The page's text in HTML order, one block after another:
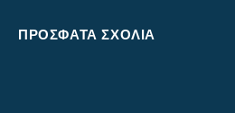
ΠΡΌΣΦΑΤΑ ΣΧΌΛΙΑ